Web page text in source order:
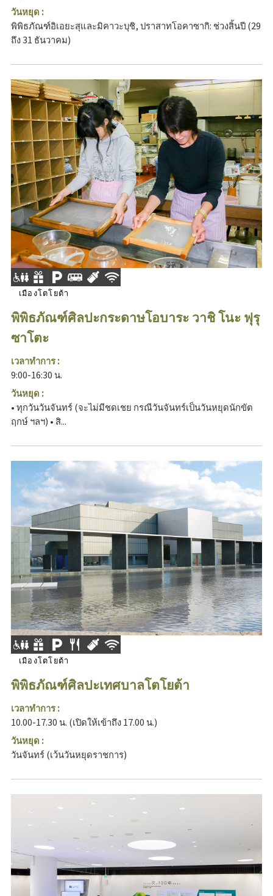
วันหยุด :
พิพิธภัณฑ์อิเอยะสุและมิคาวะบุชิ, ปราสาทโอคาซากิ: ช่วงสิ้นปี (29
ถึง 31 ธันวาคม)
เมืองโตโยต้า
พิพิธภัณฑ์ศิลปะกระดาษโอบาระ วาชิ โนะ ฟุรุ
ซาโตะ
เวลาทำการ :
9:00-16:30 น.
วันหยุด :
• ทุกวันวันจันทร์ (จะไม่มีชดเชย กรณีวันจันทร์เป็นวันหยุดนักขัต
ฤกษ์ ฯลฯ) • สิ...
เมืองโตโยต้า
พิพิธภัณฑ์ศิลปะเทศบาลโตโยต้า
เวลาทำการ :
10.00-17.30 น. (เปิดให้เข้าถึง 17.00 น.)
วันหยุด :
วันจันทร์ (เว้นวันหยุดราชการ)